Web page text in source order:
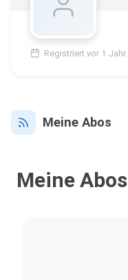
Registriert vor 1 Jahr
Meine Abos
Meine Abos